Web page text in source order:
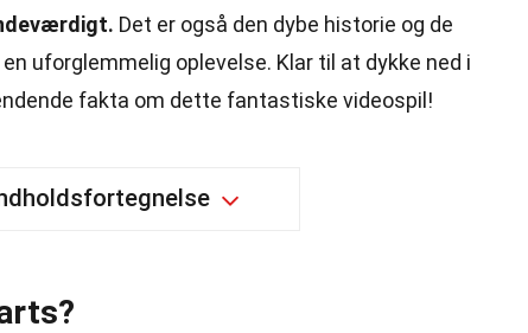
Det er også den dybe historie og de
uforglemmelig oplevelse. Klar til at dykke ned i
fakta om dette fantastiske videospil!